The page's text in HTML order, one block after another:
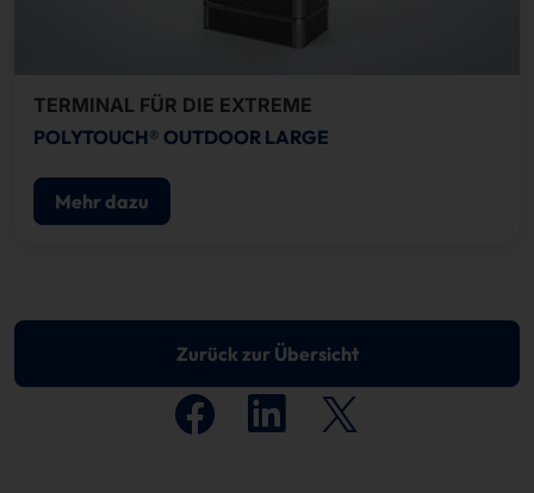
TERMINAL FÜR DIE EXTREME
POLYTOUCH® OUTDOOR LARGE
Mehr dazu
Zurück zur Übersicht